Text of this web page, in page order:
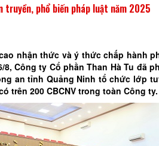
truyền, phổ biến pháp luật năm 2025
thức và ý thức chấp hành
8, Công ty Cổ phần Than Hà Tu đã
an tỉnh Quảng Ninh tổ chức lớp
trên 200 CBCNV trong toàn Công ty.